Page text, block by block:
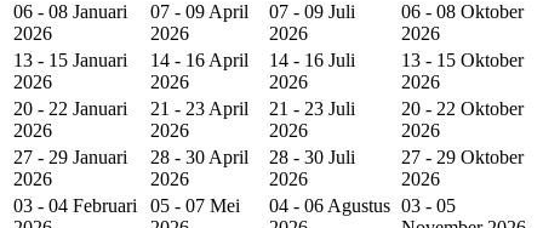
06 - 08 Januari
2026
07 - 09 April
2026
07 - 09 Juli
2026
06 - 08 Oktober
2026
13 - 15 Januari
2026
14 - 16 April
2026
14 - 16 Juli
2026
13 - 15 Oktober
2026
20 - 22 Januari
2026
21 - 23 April
2026
21 - 23 Juli
2026
20 - 22 Oktober
2026
27 - 29 Januari
2026
28 - 30 April
2026
28 - 30 Juli
2026
27 - 29 Oktober
2026
03 - 04 Februari
05 - 07 Mei
04 - 06 Agustus 03 - 05